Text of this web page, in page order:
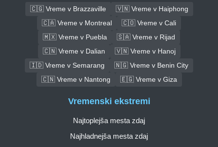
🇨🇬 Vreme v Brazzaville
🇻🇳 Vreme v Haiphong
🇨🇦 Vreme v Montreal
🇨🇴 Vreme v Cali
🇲🇽 Vreme v Puebla
🇸🇦 Vreme v Rijad
🇨🇳 Vreme v Dalian
🇻🇳 Vreme v Hanoj
🇮🇩 Vreme v Semarang
🇳🇬 Vreme v Benin City
🇨🇳 Vreme v Nantong
🇪🇬 Vreme v Giza
Vremenski ekstremi
Najtoplejša mesta zdaj
Najhladnejša mesta zdaj